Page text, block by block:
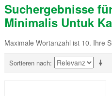
Suchergebnisse
Minimalis Untuk
Maximale Wortanzahl ist 10. Ihre
Sortieren nach